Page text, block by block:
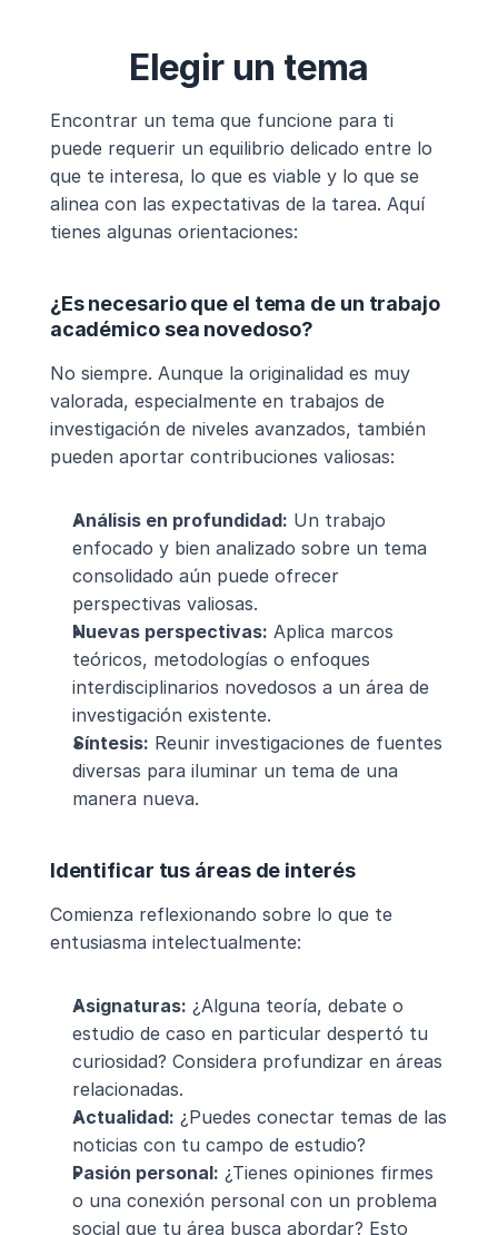
Elegir un tema
Encontrar un tema que funcione para ti
puede requerir un equilibrio delicado entre lo
que te interesa, lo que es viable y lo que se
alinea con las expectativas de la tarea. Aquí
tienes algunas orientaciones:
¿Es necesario que el tema de un trabajo
académico sea novedoso?
No siempre. Aunque la originalidad es muy
valorada, especialmente en trabajos de
investigación de niveles avanzados, también
pueden aportar contribuciones valiosas:
Análisis en profundidad: Un trabajo
enfocado y bien analizado sobre un tema
consolidado aún puede ofrecer
perspectivas valiosas.
Nuevas perspectivas: Aplica marcos
teóricos, metodologías o enfoques
interdisciplinarios novedosos a un área de
investigación existente.
Síntesis: Reunir investigaciones de fuentes
diversas para iluminar un tema de una
manera nueva.
Identificar tus áreas de interés
Comienza reflexionando sobre lo que te
entusiasma intelectualmente:
Asignaturas: ¿Alguna teoría, debate o
estudio de caso en particular despertó tu
curiosidad? Considera profundizar en áreas
relacionadas.
Actualidad: ¿Puedes conectar temas de las
noticias con tu campo de estudio?
Pasión personal: ¿Tienes opiniones firmes
o una conexión personal con un problema
social que tu área busca abordar? Esto